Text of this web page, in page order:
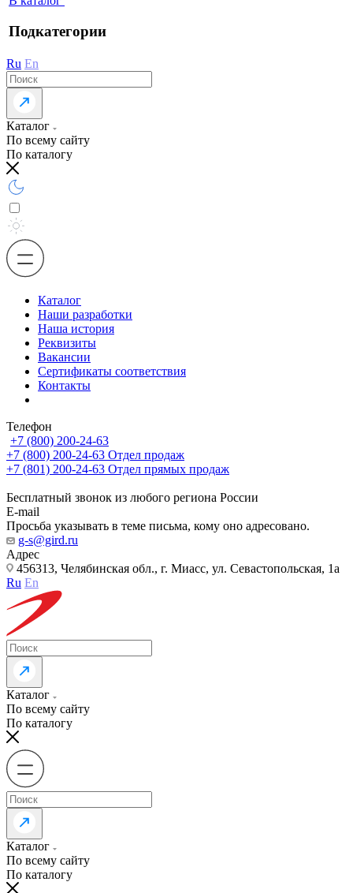
Подкатегории
Ru En
Каталог
По всему сайту
По каталогу
Каталог
Наши разработки
Наша история
Реквизиты
Вакансии
Сертификаты соответствия
Контакты
Телефон
+7 (800) 200-24-63
+7 (800) 200-24-63 Отдел продаж
+7 (801) 200-24-63 Отдел прямых продаж
Бесплатный звонок из любого региона России
E-mail
Просьба указывать в теме письма, кому оно адресовано.
g-s@gird.ru
Адрес
456313, Челябинская обл., г. Миасс, ул. Севастопольская, 1а
Ru En
Каталог
По всему сайту
По каталогу
Каталог
По всему сайту
По каталогу